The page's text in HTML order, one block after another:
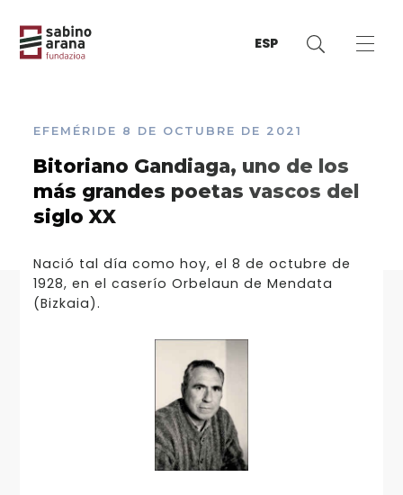
ESP
EFEMÉRIDE 8 DE OCTUBRE DE 2021
Bitoriano Gandiaga, uno de los
más grandes poetas vascos del
siglo XX
Nació tal día como hoy, el 8 de octubre de
1928, en el caserío Orbelaun de Mendata
(Bizkaia).